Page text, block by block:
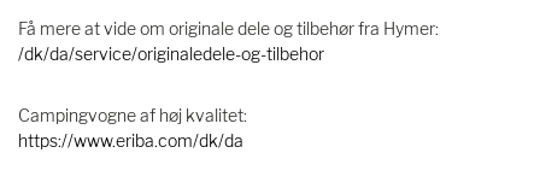
Få mere at vide om originale dele og tilbehør fra Hymer:
/dk/da/service/originaledele-og-tilbehor
Campingvogne af høj kvalitet:
https://www.eriba.com/dk/da